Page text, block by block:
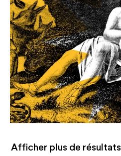
Afficher plus de résultats